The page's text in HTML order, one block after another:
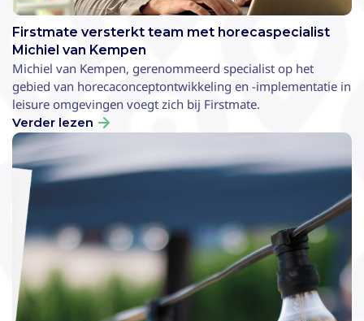
Firstmate versterkt team met horecaspecialist
Michiel van Kempen
Michiel van Kempen, gerenommeerd specialist op het
gebied van horecaconceptontwikkeling en -implementatie in
leisure omgevingen voegt zich bij Firstmate.
Verder lezen